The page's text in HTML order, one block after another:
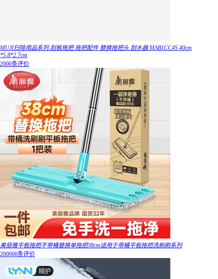
MUJI扫除用品系列 刮板拖把 拖把配件 替换拖把头 刮水器 MAB1CC4S 40cm
*5.8*2.7cm
2000条评价
美丽雅平板拖把不带桶替换单拖把38cm适用于带桶平板拖把洗刷刷系列
200000条评价